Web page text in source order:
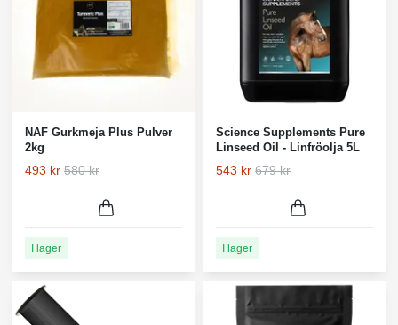
NAF Gurkmeja Plus Pulver
2kg
493 kr 580 kr
I lager
Science Supplements Pure
Linseed Oil - Linfröolja 5L
543 kr 679 kr
I lager